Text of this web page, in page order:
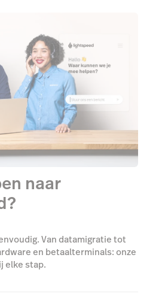
naar
Van datamigratie tot
en betaalterminals: onze
elke stap.